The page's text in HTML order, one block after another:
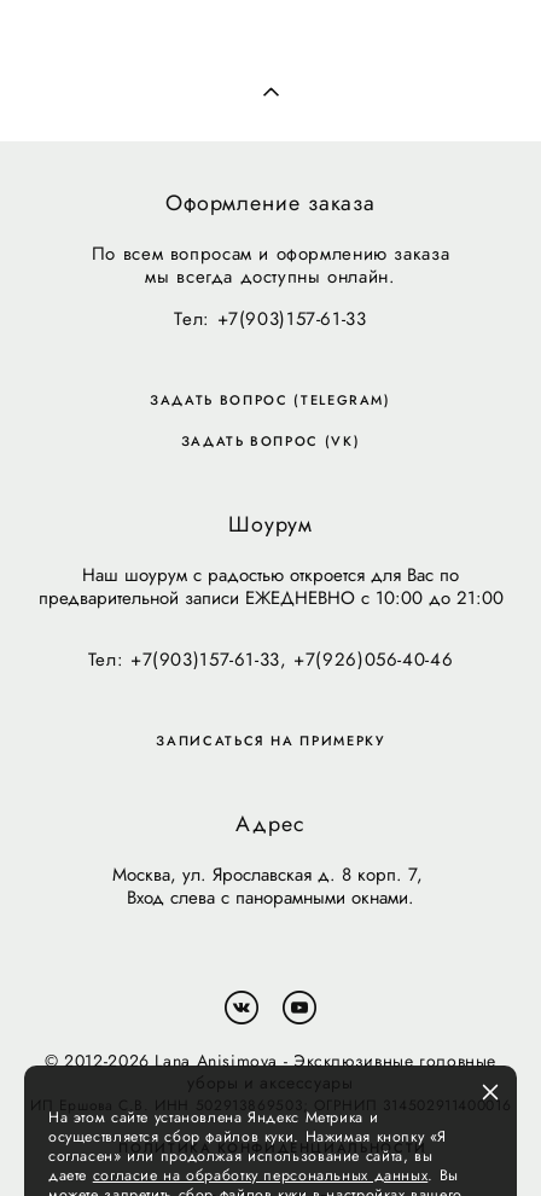
Оформление заказа
По всем вопросам и оформлению заказа
мы всегда доступны онлайн.
Тел: +7(903)157-61-33
ЗАДАТЬ ВОПРОС (TELEGRAM)
ЗАДАТЬ ВОПРОС (VK)
Шоурум
Наш шоурум с радостью откроется для Вас по
предварительной записи ЕЖЕДНЕВНО с 10:00 до 21:00
Тел: +7(903)157-61-33, +7(926)056-40-46
ЗАПИСАТЬСЯ НА ПРИМЕРКУ
Адрес
Москва, ул. Ярославская д. 8 корп. 7,
Вход слева с панорамными окнами.
© 2012-2026 Lana Anisimova - Эксклюзивные головные
уборы и аксессуары
ИП Ершова С.В. ИНН 502913869503; ОГРНИП 314502911400016
ПОЛИТИКА КОНФИДЕНЦИАЛЬНОСТИ
На этом сайте установлена Яндекс Метрика и
осуществляется сбор файлов куки. Нажимая кнопку «Я
согласен» или продолжая использование сайта, вы
даете согласие на обработку персональных данных. Вы